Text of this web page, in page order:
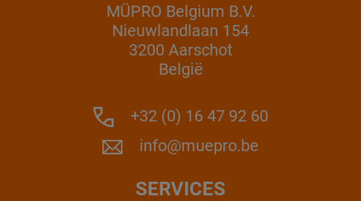
MÜPRO Belgium B.V.
Nieuwlandlaan 154
3200 Aarschot
België
+32 (0) 16 47 92 60
info@muepro.be
SERVICES